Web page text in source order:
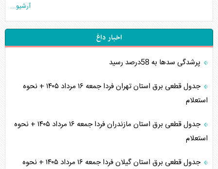
آرشیو...
اخبار داغ
پرشدگی سدها به 58درصد رسید
جدول قطعی برق استان تهران فردا جمعه ۱۶ مرداد ۱۴۰۵ + نحوه
استعلام
جدول قطعی برق استان مازندران فردا جمعه ۱۶ مرداد ۱۴۰۵ + نحوه
استعلام
جدول قطعی برق استان گیلان فردا جمعه ۱۶ مرداد ۱۴۰۵ + نحوه